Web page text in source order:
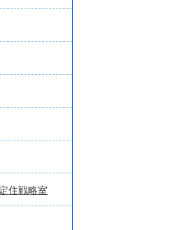
住戦略室